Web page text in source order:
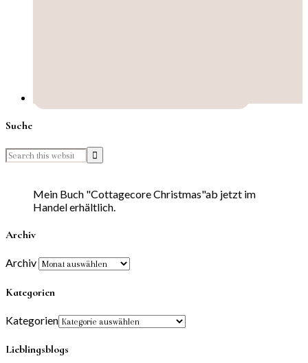
Suche
Mein Buch "Cottagecore Christmas"ab jetzt im
Handel erhältlich.
Archiv
Archiv
Kategorien
Kategorien
Lieblingsblogs